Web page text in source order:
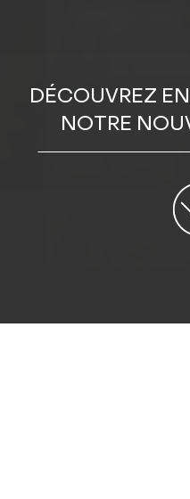
DÉCOUVREZ
NOTRE